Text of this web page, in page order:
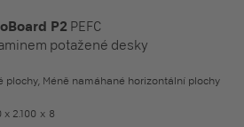
P2 PEFC
potažené desky
plochy, Méně namáhané horizontální plochy
x 2.100 x 8